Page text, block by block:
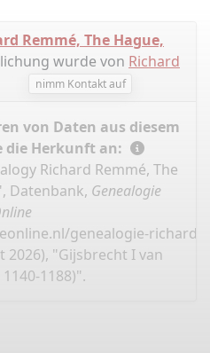
Remmé, The Hague,
wurde von Richard
nimm Kontakt auf
von Daten aus diesem
die Herkunft an:
Richard Remmé, The
Datenbank, Genealogie
genealogie-richard-
2026), "Gijsbrecht I van
1188)".